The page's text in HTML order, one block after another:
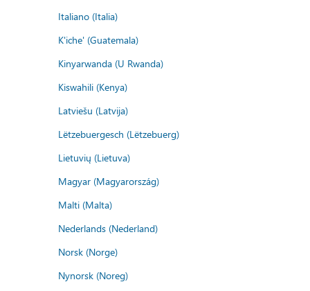
Italiano (Italia)
K'iche' (Guatemala)
Kinyarwanda (U Rwanda)
Kiswahili (Kenya)
Latviešu (Latvija)
Lëtzebuergesch (Lëtzebuerg)
Lietuvių (Lietuva)
Magyar (Magyarország)
Malti (Malta)
Nederlands (Nederland)
Norsk (Norge)
Nynorsk (Noreg)